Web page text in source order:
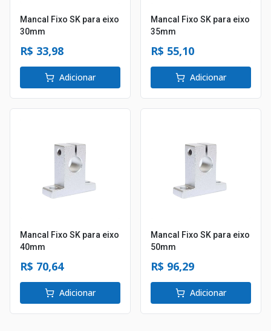
Mancal Fixo SK para eixo
30mm
R$ 33,98
Adicionar
Mancal Fixo SK para eixo
35mm
R$ 55,10
Adicionar
Mancal Fixo SK para eixo
40mm
R$ 70,64
Adicionar
Mancal Fixo SK para eixo
50mm
R$ 96,29
Adicionar